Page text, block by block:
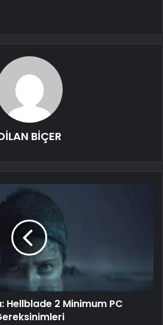
BİÇER
Hellblade 2 Minimum PC